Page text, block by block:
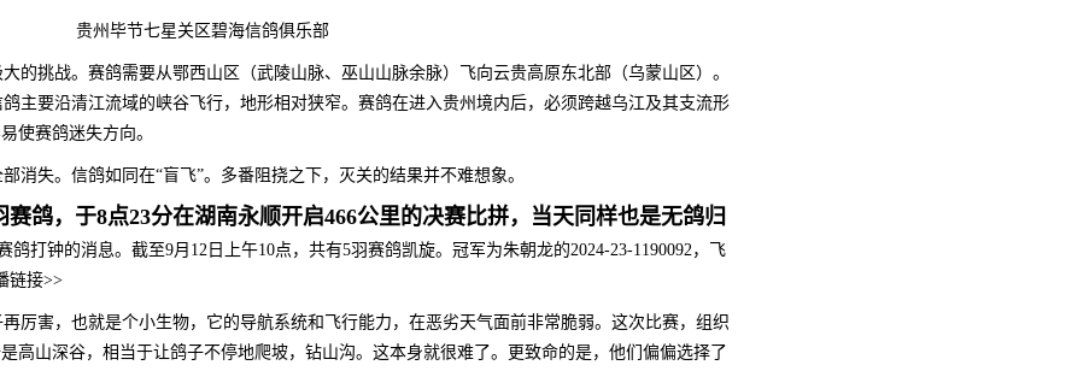
贵州毕节七星关区碧海信鸽俱乐部
的挑战。赛鸽需要从​​鄂西山区​​（武陵山脉、巫山山脉余脉）飞向​​云贵高原东北部​​（乌蒙山区）。
主要沿​​清江流域​​的峡谷飞行，地形相对狭窄。赛鸽在进入贵州境内后，必须跨越​​乌江及其支流形
使赛鸽迷失方向。
消失。信鸽如同在“盲飞”。多番阻挠之下，灭关的结果并不难想象。
鸽，于8点23分在湖南永顺开启466公里的决赛比拼，当天同样也是无鸽归
鸽打钟的消息。截至9月12日上午10点，共有5羽赛鸽凯旋。冠军为朱朝龙的2024-23-1190092，飞
链接>>
厉害，也就是个小生物，它的导航系统和飞行能力，在恶劣天气面前非常脆弱。这次比赛，组织
高山深谷，相当于让鸽子不停地爬坡，钻山沟。这本身就很难了。更致命的是，他们偏偏选择了